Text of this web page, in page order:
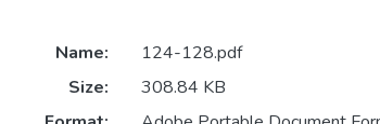
Name:
124-128.pdf
Size:
308.84 KB